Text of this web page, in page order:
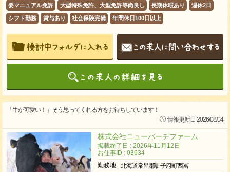
要マニュアル免許 大型特殊免許、大型免許等尚良し 長期休暇あり 週休2日
シフト勤務 賞与あり 社会保険完備 年間休日100日以上
「牛が可愛い！」そう思ってくれる方をお待ちしています！
情報更新日 2026/08/04
株式会社ニューバーチファーム
掲載終了日 : 2026年11月12日
お仕事ID : 03634
勤務地
北海道常呂郡訓子府町西冨